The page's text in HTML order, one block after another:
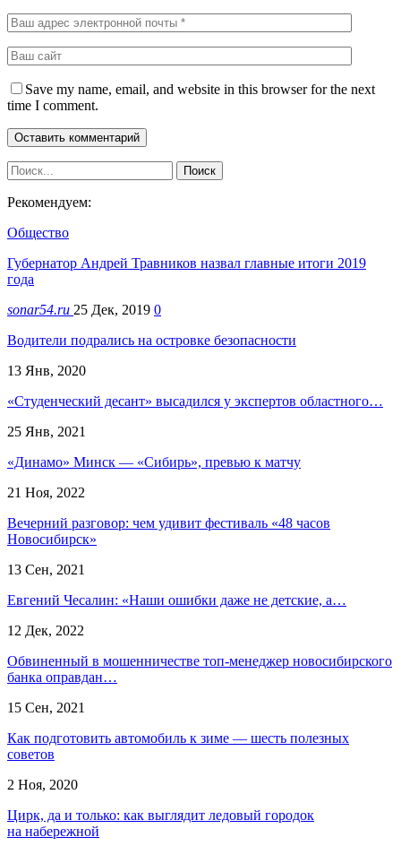
Save my name, email, and website in this browser for the next
time I comment.
Рекомендуем:
Общество
Губернатор Андрей Травников назвал главные итоги 2019
года
sonar54.ru 25 Дек, 2019 0
Водители подрались на островке безопасности
13 Янв, 2020
«Студенческий десант» высадился у экспертов областного…
25 Янв, 2021
«Динамо» Минск — «Сибирь», превью к матчу
21 Ноя, 2022
Вечерний разговор: чем удивит фестиваль «48 часов
Новосибирск»
13 Сен, 2021
Евгений Чесалин: «Наши ошибки даже не детские, а…
12 Дек, 2022
Обвиненный в мошенничестве топ-менеджер новосибирского
банка оправдан…
15 Сен, 2021
Как подготовить автомобиль к зиме — шесть полезных
советов
2 Ноя, 2020
Цирк, да и только: как выглядит ледовый городок
на набережной